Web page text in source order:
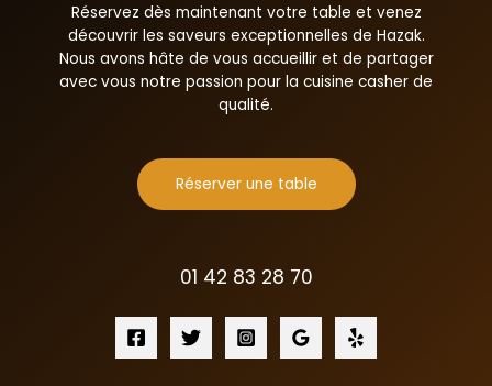
Réservez dès maintenant votre table et venez
découvrir les saveurs exceptionnelles de Hazak.
Nous avons hâte de vous accueillir et de partager
avec vous notre passion pour la cuisine casher de
qualité.
Réserver une table
01 42 83 28 70